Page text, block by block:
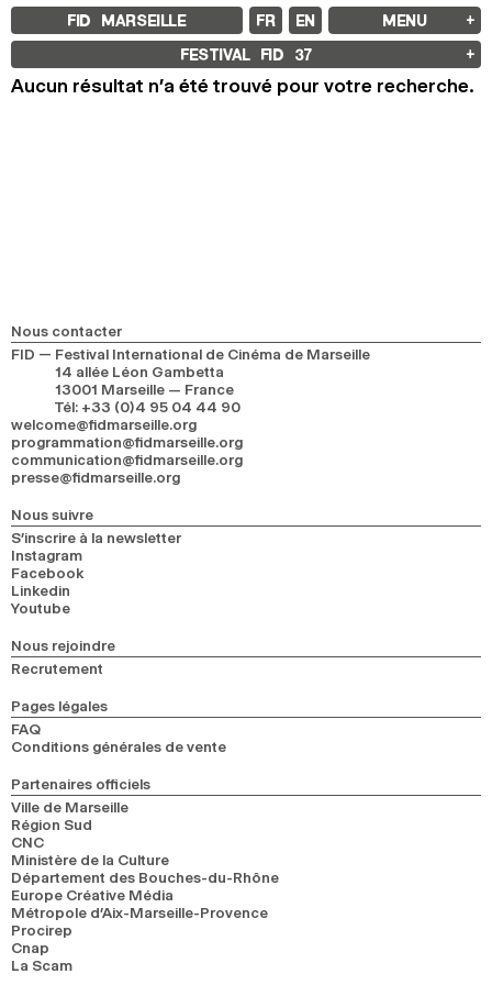
FID MARSEILLE FR EN MENU
À PROPOS
LE FID À L’ANNÉE
TARIFS
CALENDRIER
FID LAB 18
FID CAMPUS 13
ARCHIVES
2025
2024
2023
RECHERCHE
FESTIVAL FID 37
Aucun résultat n’a été trouvé pour votre recherche.
Nous contacter
FID — Festival International de Cinéma de Marseille
14 allée Léon Gambetta
13001 Marseille — France
Tél: +33 (0)4 95 04 44 90
welcome@fidmarseille.org
programmation@fidmarseille.org
communication@fidmarseille.org
presse@fidmarseille.org
Nous suivre
S’inscrire à la newsletter
Instagram
Facebook
Linkedin
Youtube
Nous rejoindre
Recrutement
Pages légales
FAQ
Conditions générales de vente
Partenaires officiels
Ville de Marseille
Région Sud
CNC
Ministère de la Culture
Département des Bouches-du-Rhône
Europe Créative Média
Métropole d’Aix-Marseille-Provence
Procirep
Cnap
La Scam